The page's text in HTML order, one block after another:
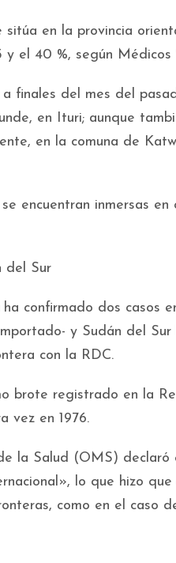
sitúa en la provincia
el 40 %, según Médicos
a finales del mes del
en Ituri; aunque
en la comuna de
encuentran inmersas
del Sur
confirmado dos casos
y Sudán del
con la RDC.
brote registrado en la
vez en 1976.
la Salud (OMS)
lo que hizo
como en el caso